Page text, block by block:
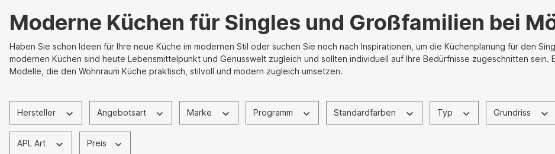
Moderne Küchen für Singles und Großfamilien bei
Haben Sie schon Ideen für Ihre neue Küche im modernen Stil oder suchen Sie noch nach Inspirationen, um die Küchenplanung für den
modernen Küchen sind heute Lebensmittelpunkt und Genusswelt zugleich und sollten individuell auf Ihre Bedürfnisse zugeschnitten
Modelle, die den Wohnraum Küche praktisch, stilvoll und modern zugleich umsetzen.
Hersteller Angebotsart Marke Programm Standardfarben Typ Grundriss
APL Art Preis